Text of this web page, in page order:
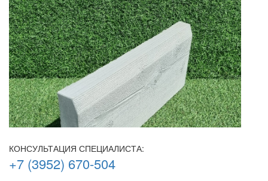
КОНСУЛЬТАЦИЯ СПЕЦИАЛИСТА:
+7 (3952) 670-504